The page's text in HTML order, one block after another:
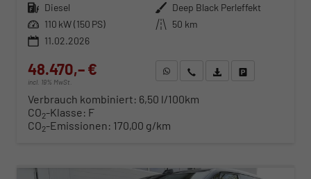
Kraftstoff Diesel Außenfarbe Deep Black Perleffekt
Leistung 110 kW (150 PS) Kilometerstand 50 km
11.02.2026
48.470,– €
incl. 19% MwSt.
WhatsApp anfragen
Wir rufen Sie anFahrzeugexposé (PDF)
Verbrauch kombiniert: 6,50 l/100km
CO2-Klasse: F
CO2-Emissionen: 170,00 g/km